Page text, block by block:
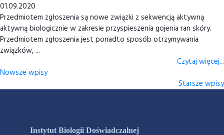
01.09.2020
Przedmiotem zgłoszenia są nowe związki z sekwencją aktywną
aktywną biologicznie w zakresie przyspieszenia gojenia ran skóry.
Przedmiotem zgłoszenia jest ponadto sposób otrzymywania
związków, ...
Czytaj więcej...
Nowsze wpisy
Starsze wpisy
Instytut Biologii Doświadczalnej